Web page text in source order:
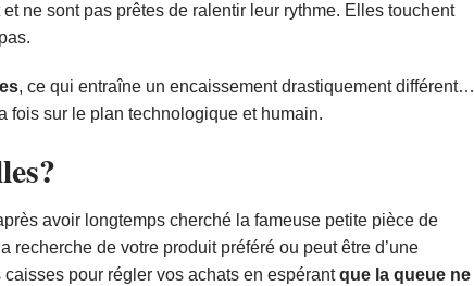
ne sont pas prêtes de ralentir leur rythme. Elles touchent
, ce qui entraîne un encaissement drastiquement différent…
fois sur le plan technologique et humain.
avoir longtemps cherché la fameuse petite pièce de
de votre produit préféré ou peut être d’une
pour régler vos achats en espérantque la queue ne